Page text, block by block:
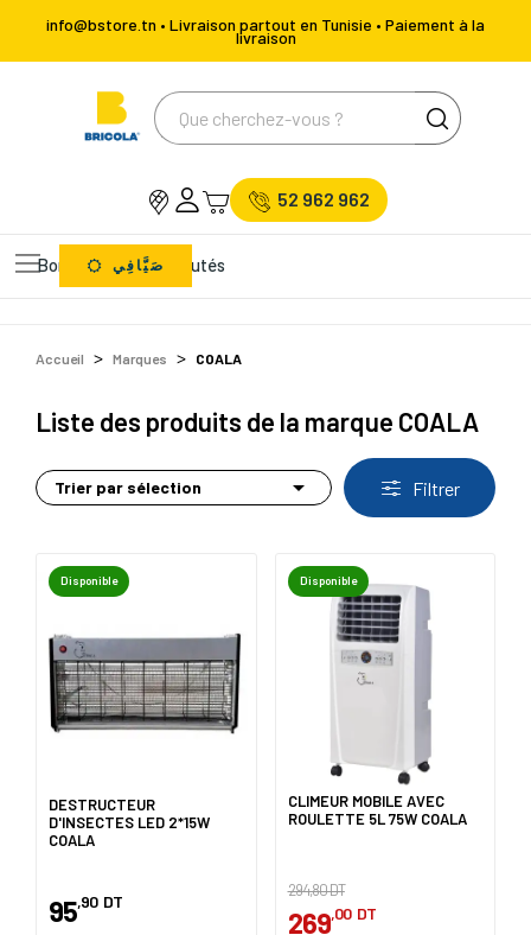
info@bstore.tn • Livraison partout en Tunisie • Paiement à la
livraison
52 962 962
Bons Plans Nouveautés
صَيَّافِي
Accueil Marques COALA
Liste des produits de la marque COALA
Trier par sélection  Filtrer
Disponible
DESTRUCTEUR
D'INSECTES LED 2*15W
COALA
95,90 DT
Disponible
CLIMEUR MOBILE AVEC
ROULETTE 5L 75W COALA
294,80 DT
269,00 DT